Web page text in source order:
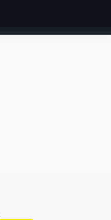
INICIAR SESIÓN